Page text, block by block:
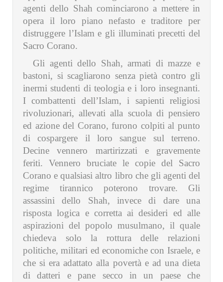
agenti dello Shah cominciarono a mettere in
opera il loro piano nefasto e traditore per
distruggere l’Islam e gli illuminati precetti del
Sacro Corano.
Gli agenti dello Shah, armati di mazze e
bastoni, si scagliarono senza pietà contro gli
inermi studenti di teologia e i loro insegnanti.
I combattenti dell’Islam, i sapienti religiosi
rivoluzionari, allevati alla scuola di pensiero
ed azione del Corano, furono colpiti al punto
di cospargere il loro sangue sul terreno.
Decine vennero martirizzati e gravemente
feriti. Vennero bruciate le copie del Sacro
Corano e qualsiasi altro libro che gli agenti del
regime tirannico poterono trovare. Gli
assassini dello Shah, invece di dare una
risposta logica e corretta ai desideri ed alle
aspirazioni del popolo musulmano, il quale
chiedeva solo la rottura delle relazioni
politiche, militari ed economiche con Israele, e
che si era adattato alla povertà e ad una dieta
di datteri e pane secco in un paese che